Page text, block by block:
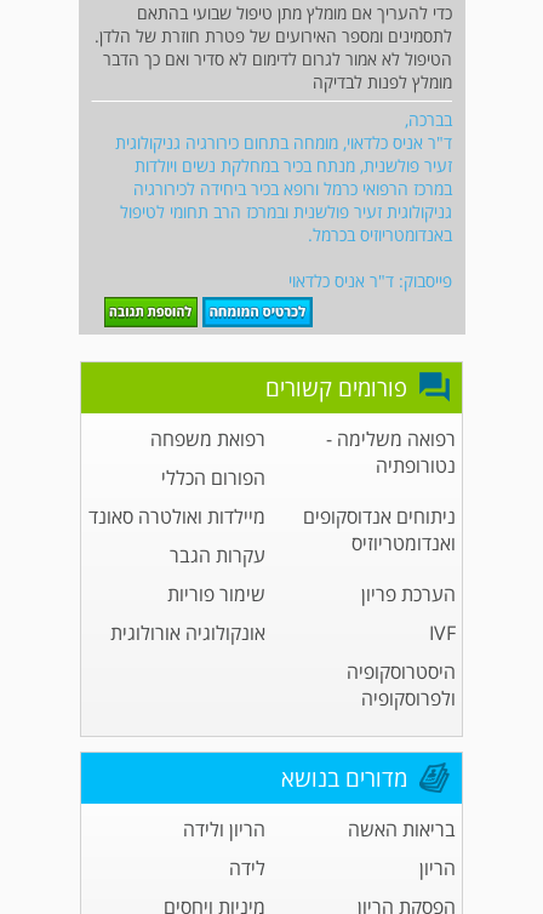
כדי להעריך אם מומלץ מתן טיפול שבועי בהתאם
לתסמינים ומספר האירועים של פטרת חוזרת של הלדן.
הטיפול לא אמור לגרום לדימום לא סדיר ואם כך הדבר
מומלץ לפנות לבדיקה
בברכה,
ד"ר אניס כלדאוי, מומחה בתחום כירורגיה גניקולוגית
זעיר פולשנית, מנתח בכיר במחלקת נשים ויולדות
במרכז הרפואי כרמל ורופא בכיר ביחידה לכירורגיה
גניקולוגית זעיר פולשנית ובמרכז הרב תחומי לטיפול
באנדומטריוזיס בכרמל.
פייסבוק: ד"ר אניס כלדאוי
פורומים קשורים
רפואה משלימה -
נטורופתיה
רפואת משפחה
הפורום הכללי
ניתוחים אנדוסקופים
ואנדומטריוזיס
מיילדות ואולטרה סאונד
עקרות הגבר
הערכת פריון
שימור פוריות
IVF
אונקולוגיה אורולוגית
היסטרוסקופיה
ולפרוסקופיה
מדורים בנושא
בריאות האשה
הריון ולידה
הריון
לידה
הפסקת הריון
מיניות ויחסים